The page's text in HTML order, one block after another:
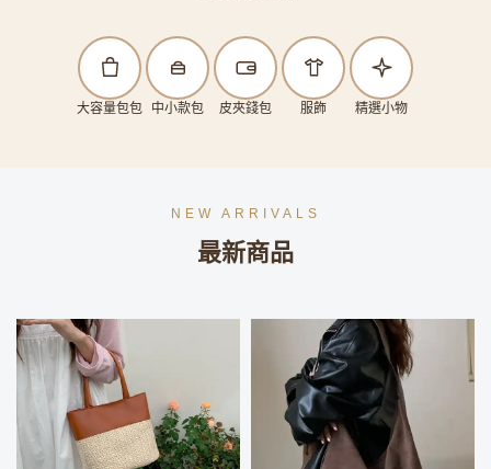
大容量包包 中小款包 皮夾錢包 服飾 精選小物
NEW ARRIVALS
最新商品